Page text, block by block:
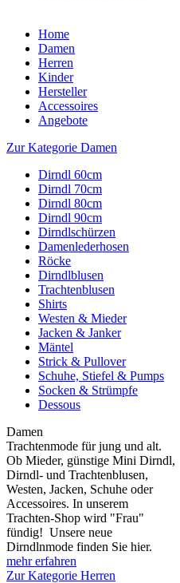
Home
Damen
Herren
Kinder
Hersteller
Accessoires
Angebote
Zur Kategorie Damen
Dirndl 60cm
Dirndl 70cm
Dirndl 80cm
Dirndl 90cm
Dirndlschürzen
Damenlederhosen
Röcke
Dirndlblusen
Trachtenblusen
Shirts
Westen & Mieder
Jacken & Janker
Mäntel
Strick & Pullover
Schuhe, Stiefel & Pumps
Socken & Strümpfe
Dessous
Damen
Trachtenmode für jung und alt.
Ob Mieder, günstige Mini Dirndl,
Dirndl- und Trachtenblusen,
Westen, Jacken, Schuhe oder
Accessoires. In unserem
Trachten-Shop wird "Frau"
fündig! Unsere neue
Dirndlnmode finden Sie hier.
mehr erfahren
Zur Kategorie Herren